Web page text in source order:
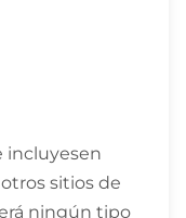
incluyesen
sitios de
ningún tipo